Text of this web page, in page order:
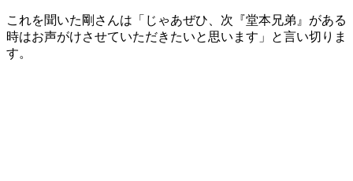
これを聞いた剛さんは「じゃあぜひ、次『堂本兄弟』がある
時はお声がけさせていただきたいと思います」と言い切りま
す。